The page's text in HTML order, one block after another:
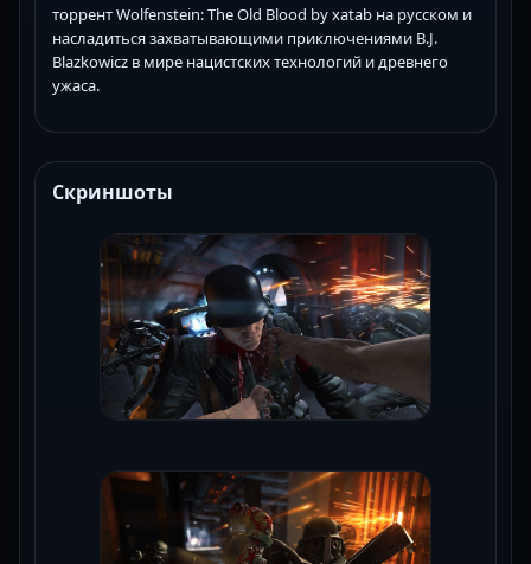
торрент Wolfenstein: The Old Blood by xatab на русском и
насладиться захватывающими приключениями B.J.
Blazkowicz в мире нацистских технологий и древнего
ужаса.
Скриншоты